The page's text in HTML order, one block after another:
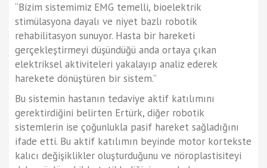
“Bizim sistemimiz EMG temelli, bioelektrik
stimülasyona dayalı ve niyet bazlı robotik
rehabilitasyon sunuyor. Hasta bir hareketi
gerçekleştirmeyi düşündüğü anda ortaya çıkan
elektriksel aktiviteleri yakalayıp analiz ederek
harekete dönüştüren bir sistem.”
Bu sistemin hastanın tedaviye aktif katılımını
gerektirdiğini belirten Ertürk, diğer robotik
sistemlerin ise çoğunlukla pasif hareket sağladığını
ifade etti. Bu aktif katılımın beyinde motor kortekste
kalıcı değişiklikler oluşturduğunu ve nöroplastisiteyi